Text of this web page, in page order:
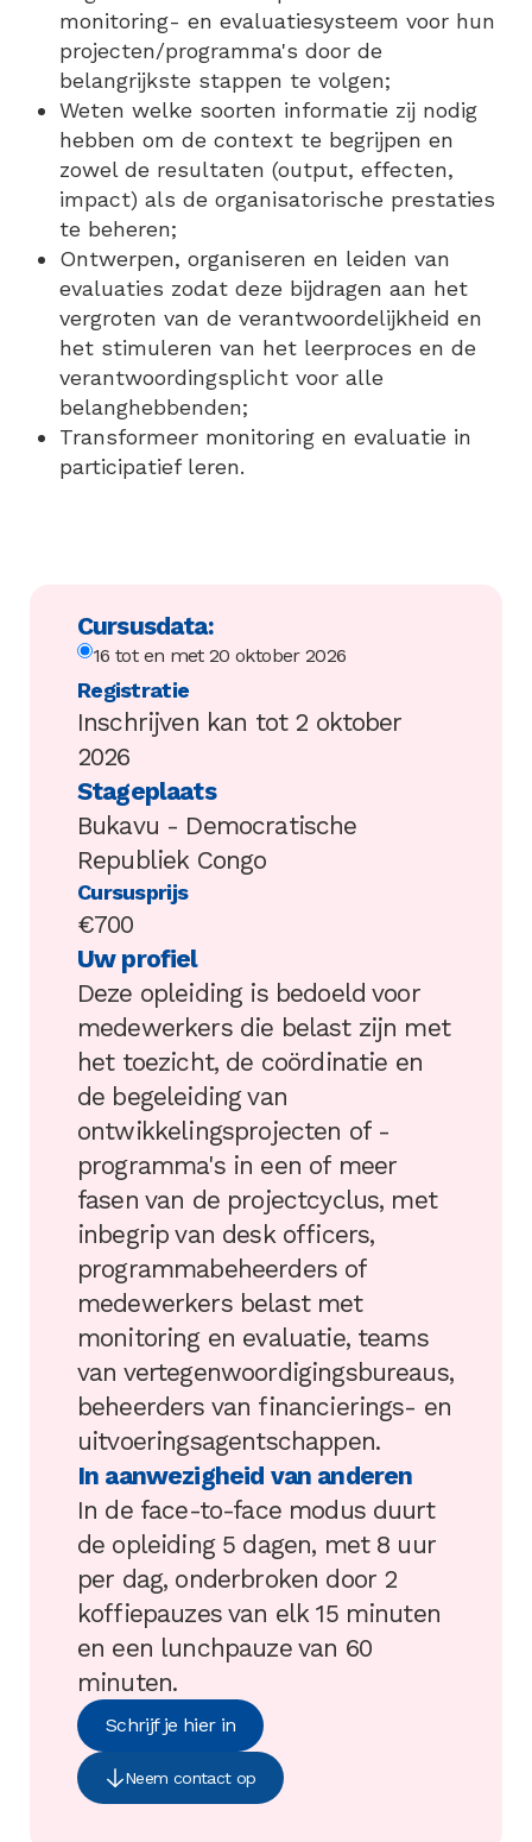
monitoring- en evaluatiesysteem voor hun
projecten/programma's door de
belangrijkste stappen te volgen;
Weten welke soorten informatie zij nodig
hebben om de context te begrijpen en
zowel de resultaten (output, effecten,
impact) als de organisatorische prestaties
te beheren;
Ontwerpen, organiseren en leiden van
evaluaties zodat deze bijdragen aan het
vergroten van de verantwoordelijkheid en
het stimuleren van het leerproces en de
verantwoordingsplicht voor alle
belanghebbenden;
Transformeer monitoring en evaluatie in
participatief leren.
Cursusdata:
16 tot en met 20 oktober 2026
Registratie
Inschrijven kan tot 2 oktober
2026
Stageplaats
Bukavu - Democratische
Republiek Congo
Cursusprijs
€700
Uw profiel
Deze opleiding is bedoeld voor
medewerkers die belast zijn met
het toezicht, de coördinatie en
de begeleiding van
ontwikkelingsprojecten of -
programma's in een of meer
fasen van de projectcyclus, met
inbegrip van desk officers,
programmabeheerders of
medewerkers belast met
monitoring en evaluatie, teams
van vertegenwoordigingsbureaus,
beheerders van financierings- en
uitvoeringsagentschappen.
In aanwezigheid van anderen
In de face-to-face modus duurt
de opleiding 5 dagen, met 8 uur
per dag, onderbroken door 2
koffiepauzes van elk 15 minuten
en een lunchpauze van 60
minuten.
Schrijf je hier in
Neem contact op